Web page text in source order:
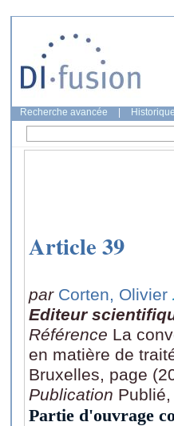
Recherche avancée
Article 39
par Corten, Olivier
Editeur
Référence La
en matière de
Bruxelles, page
Publication
Partie d'ouvrage